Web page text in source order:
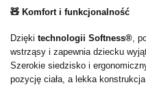
🧸 Komfort i funkcjonalność
Dzięki technologii Softness® ,
wstrząsy i zapewnia dziecku
Szerokie siedzisko i
pozycję ciała, a lekka